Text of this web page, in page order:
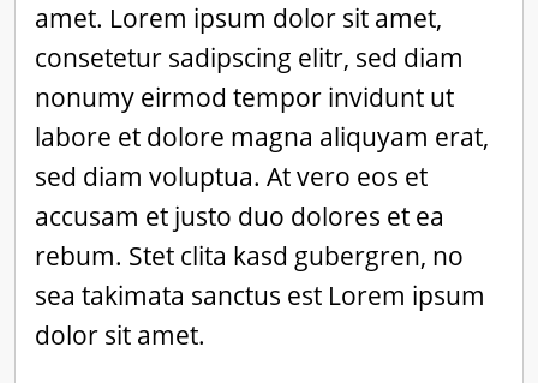
amet. Lorem ipsum dolor sit amet,
consetetur sadipscing elitr, sed diam
nonumy eirmod tempor invidunt ut
labore et dolore magna aliquyam erat,
sed diam voluptua. At vero eos et
accusam et justo duo dolores et ea
rebum. Stet clita kasd gubergren, no
sea takimata sanctus est Lorem ipsum
dolor sit amet.